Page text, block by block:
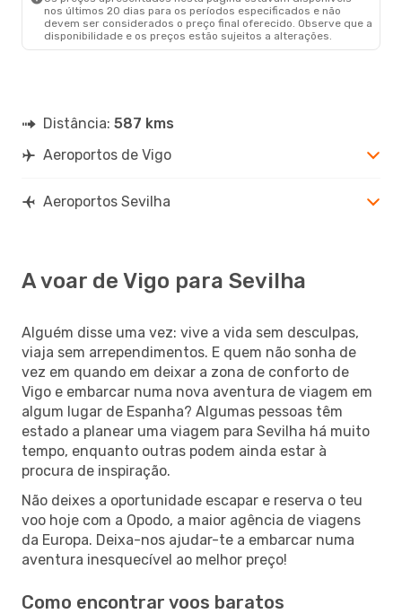
nos últimos 20 dias para os períodos especificados e não
devem ser considerados o preço final oferecido. Observe que a
disponibilidade e os preços estão sujeitos a alterações.
Distância: 587 kms
Aeroportos de Vigo
Aeroportos Sevilha
A voar de Vigo para Sevilha
Alguém disse uma vez: vive a vida sem desculpas,
viaja sem arrependimentos. E quem não sonha de
vez em quando em deixar a zona de conforto de
Vigo e embarcar numa nova aventura de viagem em
algum lugar de Espanha? Algumas pessoas têm
estado a planear uma viagem para Sevilha há muito
tempo, enquanto outras podem ainda estar à
procura de inspiração.
Não deixes a oportunidade escapar e reserva o teu
voo hoje com a Opodo, a maior agência de viagens
da Europa. Deixa-nos ajudar-te a embarcar numa
aventura inesquecível ao melhor preço!
Como encontrar voos baratos